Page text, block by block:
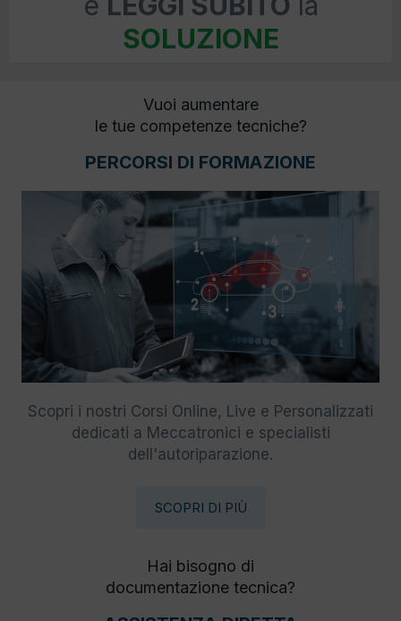
SOLUZIONE
Vuoi aumentare
le tue competenze tecniche?
PERCORSI DI FORMAZIONE
Scopri i nostri Corsi Online, Live e Personalizzati
dedicati a Meccatronici e specialisti
dell'autoriparazione.
SCOPRI DI PIÙ
Hai bisogno di
documentazione tecnica?